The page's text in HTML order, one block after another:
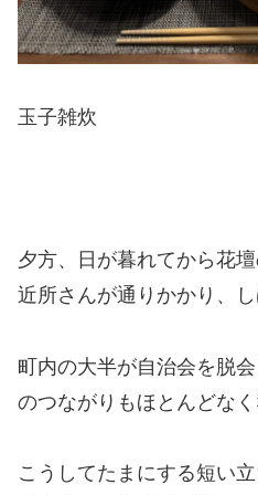
玉子雑炊
夕方、日が暮れてから花
近所さんが通りかかり、
町内の大半が自治会を脱
のつながりもほとんどな
こうしてたまにする短い